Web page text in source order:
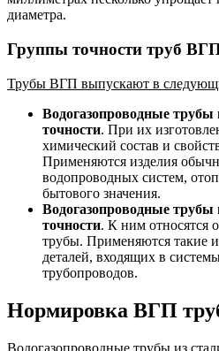
диаметра.
Группы точности труб
Трубы ВГП выпускают в
Водогазопроводные трубы
точности. При их
химический состав и
Применяются изделия
водопроводных систем,
бытового значения.
Водогазопроводные
точности. К ним относятся
трубы. Применяются такие
деталей, входящих в
трубопроводов.
Нормировка ВГП
Водогазопроводные трубы из